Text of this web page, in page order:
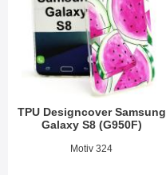
TPU Designcover Samsung
Galaxy S8 (G950F)
Varenr 21478Motiv 324